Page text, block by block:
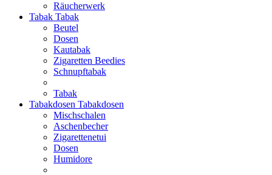
Räucherwerk
Tabak Tabak
Beutel
Dosen
Kautabak
Zigaretten Beedies
Schnupftabak
Tabak
Tabakdosen Tabakdosen
Mischschalen
Aschenbecher
Zigarettenetui
Dosen
Humidore